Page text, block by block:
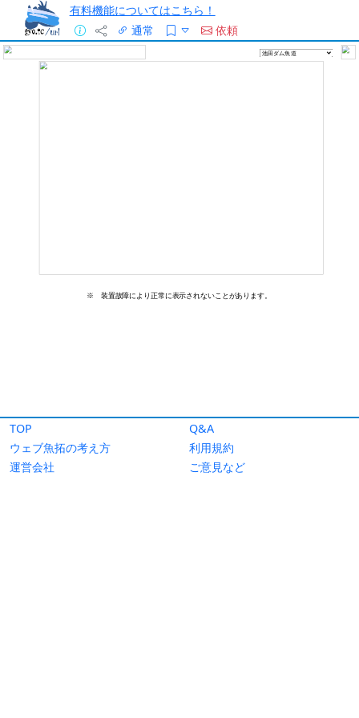
有料機能についてはこちら！
通常
依頼
TOP
Q&A
ウェブ魚拓の考え方
利用規約
運営会社
ご意見など